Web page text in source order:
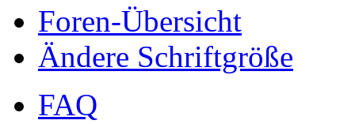
Foren-Übersicht
Ändere Schriftgröße
FAQ